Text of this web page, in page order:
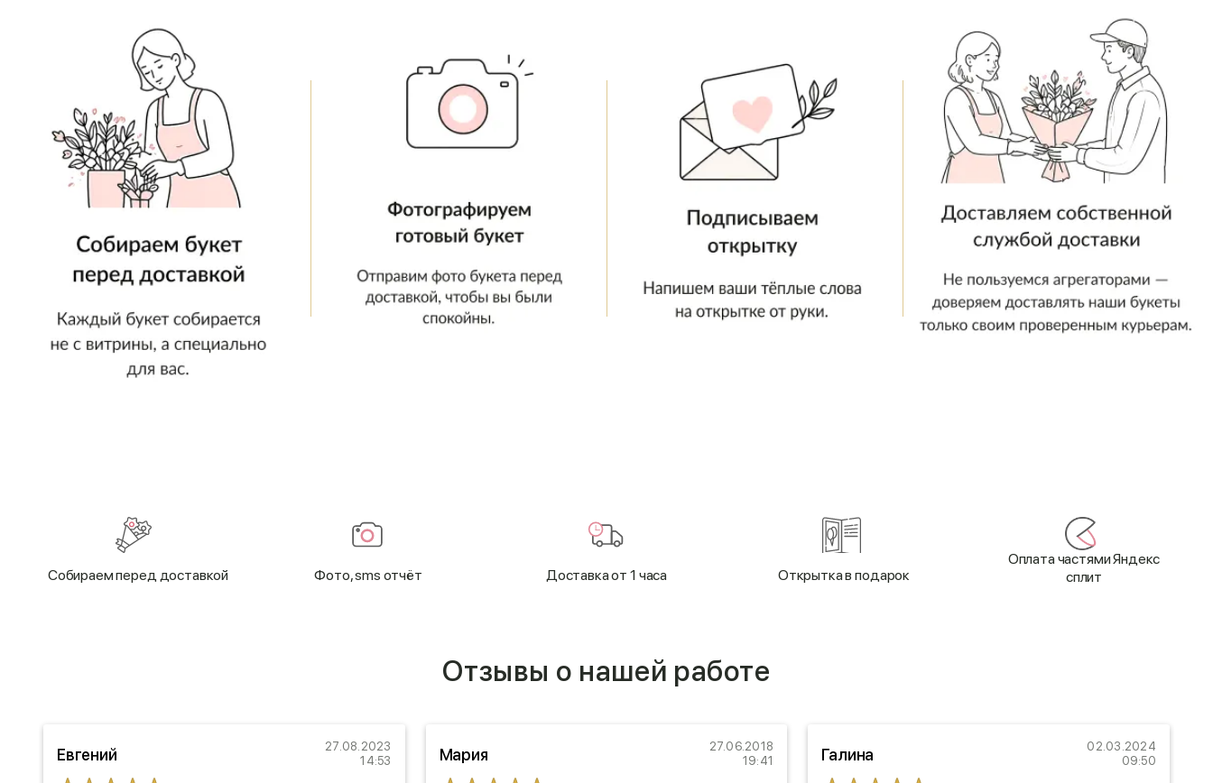
Cобираем перед доставкой Фото, sms отчёт Доставка от 1 часа Открытка в подарок
Оплата частями Яндекс
сплит
Отзывы о нашей работе
Евгений
27.08.2023
14:53
Мария
27.06.2018
19:41
Галина
02.03.2024
09:50